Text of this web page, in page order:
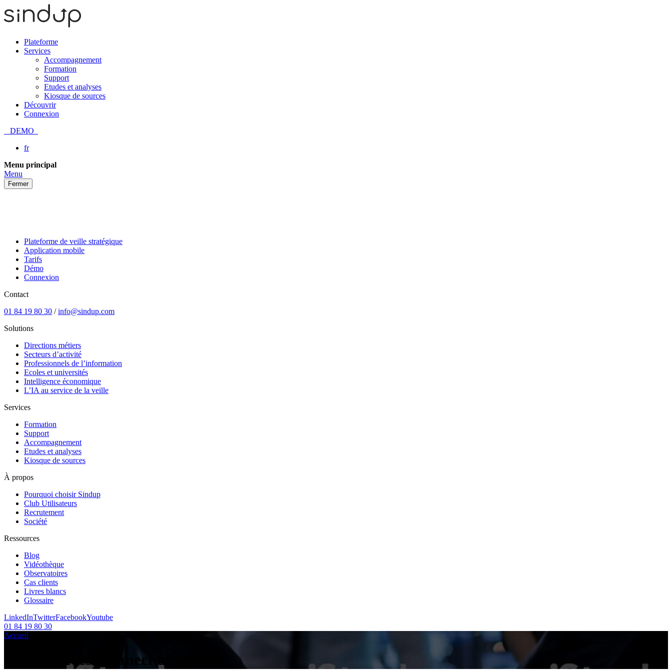
Plateforme
Services
Accompagnement
Formation
Support
Etudes et analyses
Kiosque de sources
Découvrir
Connexion
DEMO
fr
Passer
au
contenu
Menu principal
Menu
Fermer
Plateforme de veille stratégique
Application mobile
Tarifs
Démo
Connexion
Contact
01 84 19 80 30 /info@sindup.com
Solutions
Directions métiers
Secteurs d’activité
Professionnels de l’information
Ecoles et universités
Intelligence économique
L’IA au service de la veille
Services
Formation
Support
Accompagnement
Etudes et analyses
Kiosque de sources
À propos
Pourquoi choisir Sindup
Club Utilisateurs
Recrutement
Société
Ressources
Blog
Vidéothèque
Observatoires
Cas clients
Livres blancs
Glossaire
LinkedInTwitterFacebookYoutube
01 84 19 80 30
Accueil
Tag Archives: connect angers